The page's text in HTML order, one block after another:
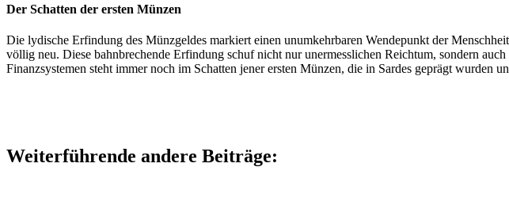
Der Schatten der ersten Münzen
Die lydische Erfindung des Münzgeldes markiert einen unumkehrbaren Wendepunkt der
völlig neu. Diese bahnbrechende Erfindung schuf nicht nur unermesslichen Reichtum, sondern
Finanzsystemen steht immer noch im Schatten jener ersten Münzen, die in Sardes geprägt wurden
Weiterführende andere Beiträge: